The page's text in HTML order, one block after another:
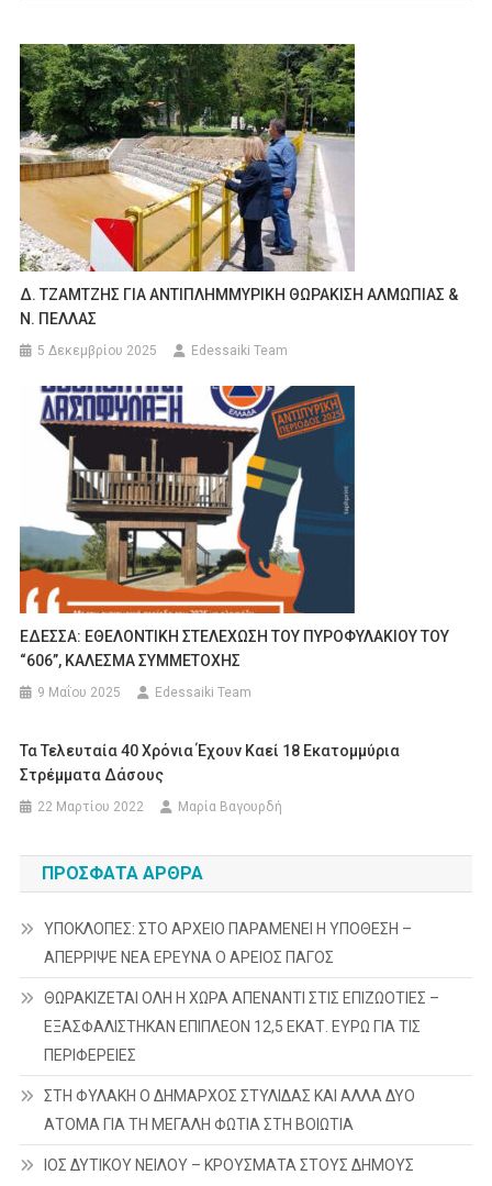
Δ. ΤΖΑΜΤΖΗΣ ΓΙΑ ΑΝΤΙΠΛΗΜΜΥΡΙΚΗ ΘΩΡΑΚΙΣΗ ΑΛΜΩΠΙΑΣ &
Ν. ΠΕΛΛΑΣ
5 Δεκεμβρίου 2025 Edessaiki Team
ΕΔΕΣΣΑ: ΕΘΕΛΟΝΤΙΚΗ ΣΤΕΛΕΧΩΣΗ ΤΟΥ ΠΥΡΟΦΥΛΑΚΙΟΥ ΤΟΥ
“606”, ΚΑΛΕΣΜΑ ΣΥΜΜΕΤΟΧΗΣ
9 Μαΐου 2025 Edessaiki Team
Τα Τελευταία 40 Χρόνια Έχουν Καεί 18 Εκατομμύρια
Στρέμματα Δάσους
22 Μαρτίου 2022 Μαρία Βαγουρδή
ΠΡΌΣΦΑΤΑ ΆΡΘΡΑ
ΥΠΟΚΛΟΠΕΣ: ΣΤΟ ΑΡΧΕΙΟ ΠΑΡΑΜΕΝΕΙ Η ΥΠΟΘΕΣΗ –
ΑΠΕΡΡΙΨΕ ΝΕΑ ΕΡΕΥΝΑ Ο ΑΡΕΙΟΣ ΠΑΓΟΣ
ΘΩΡΑΚΙΖΕΤΑΙ ΟΛΗ Η ΧΩΡΑ ΑΠΕΝΑΝΤΙ ΣΤΙΣ ΕΠΙΖΩΟΤΙΕΣ –
ΕΞΑΣΦΑΛΙΣΤΗΚΑΝ ΕΠΙΠΛΕΟΝ 12,5 ΕΚΑΤ. ΕΥΡΩ ΓΙΑ ΤΙΣ
ΠΕΡΙΦΕΡΕΙΕΣ
ΣΤΗ ΦΥΛΑΚΗ Ο ΔΗΜΑΡΧΟΣ ΣΤΥΛΙΔΑΣ ΚΑΙ ΑΛΛΑ ΔΥΟ
ΑΤΟΜΑ ΓΙΑ ΤΗ ΜΕΓΑΛΗ ΦΩΤΙΑ ΣΤΗ ΒΟΙΩΤΙΑ
ΙΟΣ ΔΥΤΙΚΟΥ ΝΕΙΛΟΥ – ΚΡΟΥΣΜΑΤΑ ΣΤΟΥΣ ΔΗΜΟΥΣ